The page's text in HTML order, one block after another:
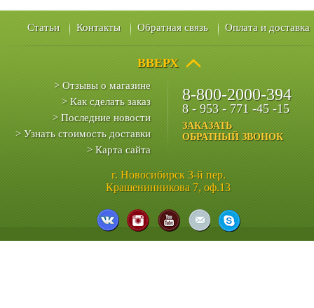
Статьи Контакты Обратная связь Оплата и доставка
ВВЕРХ
> Отзывы о магазине
> Как сделать заказ
> Последние новости
> Узнать стоимость доставки
> Карта сайта
г. Новосибирск 3-й пер.
Крашенинникова 7, оф.13
8-800-2000-394
8 - 953 - 771 -45 -15
ЗАКАЗАТЬ
ОБРАТНЫЙ ЗВОНОК